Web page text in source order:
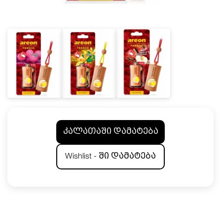
კალათაში დამატება
Wishlist - ში დამატება